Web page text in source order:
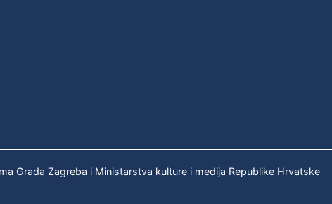
Grada Zagreba i Ministarstva kulture i medija Republike Hrvatske